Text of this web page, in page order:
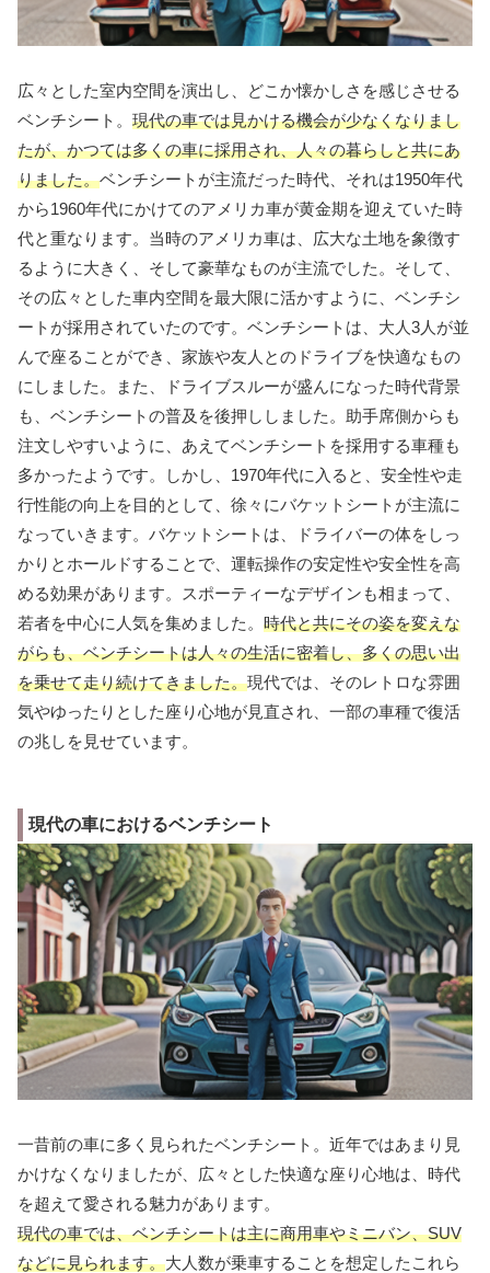
広々とした室内空間を演出し、どこか懐かしさを感じさせる
ベンチシート。 現代の車では見かける機会が少なくなりまし
たが、かつては多くの車に採用され、人々の暮らしと共にあ
りました。ベンチシートが主流だった時代、それは1950年代
から1960年代にかけてのアメリカ車が黄金期を迎えていた時
代と重なります。当時のアメリカ車は、広大な土地を象徴す
るように大きく、そして豪華なものが主流でした。そして、
その広々とした車内空間を最大限に活かすように、ベンチシ
ートが採用されていたのです。ベンチシートは、大人3人が並
んで座ることができ、家族や友人とのドライブを快適なもの
にしました。また、ドライブスルーが盛んになった時代背景
も、ベンチシートの普及を後押ししました。助手席側からも
注文しやすいように、あえてベンチシートを採用する車種も
多かったようです。しかし、1970年代に入ると、安全性や走
行性能の向上を目的として、徐々にバケットシートが主流に
なっていきます。バケットシートは、ドライバーの体をしっ
かりとホールドすることで、運転操作の安定性や安全性を高
める効果があります。スポーティーなデザインも相まって、
若者を中心に人気を集めました。 時代と共にその姿を変えな
がらも、ベンチシートは人々の生活に密着し、多くの思い出
を乗せて走り続けてきました。現代では、そのレトロな雰囲
気やゆったりとした座り心地が見直され、一部の車種で復活
の兆しを見せています。
現代の車におけるベンチシート
一昔前の車に多く見られたベンチシート。近年ではあまり見
かけなくなりましたが、広々とした快適な座り心地は、時代
を超えて愛される魅力があります。
現代の車では、ベンチシートは主に商用車やミニバン、SUV
などに見られます。大人数が乗車することを想定したこれら